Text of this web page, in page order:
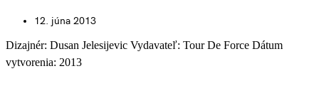
12. júna 2013
Dizajnér: Dusan Jelesijevic Vydavateľ: Tour De Force Dátum
vytvorenia: 2013